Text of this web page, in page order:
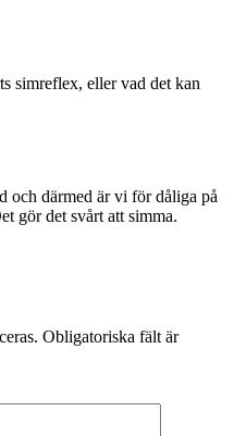
simreflex, eller vad det kan
och därmed är vi för dåliga på
gör det svårt att simma.
Obligatoriska fält är